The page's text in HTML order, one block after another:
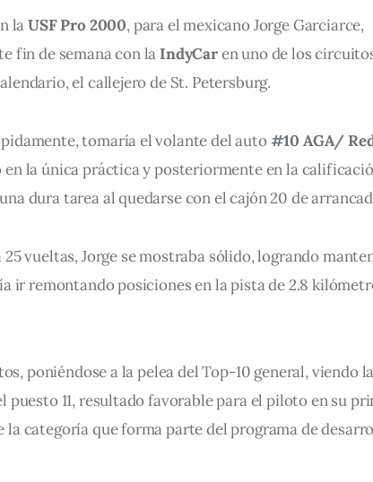
la USF Pro 2000, para el mexicano Jorge Garciarce,
fin de semana con la IndyCar en uno de los
el callejero de St. Petersburg.
tomaría el volante del auto #10 AGA/
en la única práctica y posteriormente en la
dura tarea al quedarse con el cajón 20 de
25 vueltas, Jorge se mostraba sólido, logrando
ir remontando posiciones en la pista de 2.8
poniéndose a la pelea del Top-10 general, viendo la
puesto 11, resultado favorable para el piloto en su
la categoría que forma parte del programa de